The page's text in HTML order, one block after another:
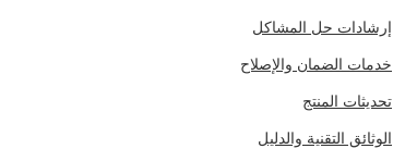
إرشادات حل المشاكل
خدمات الضمان والإصلاح
تحديثات المنتج
الوثائق التقنية والدليل